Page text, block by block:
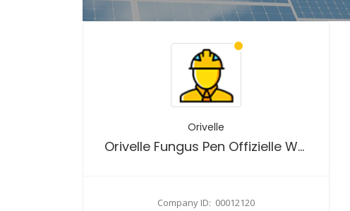
Orivelle
Orivelle Fungus Pen Offizielle Website: Wo kann man den Orivelle Fungus Pen kaufen?
Company ID: 00012120